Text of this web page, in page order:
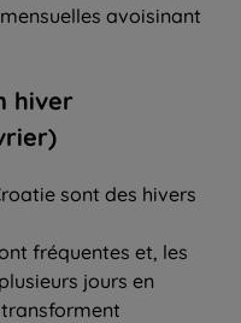
avoisinant
hiver
sont des hivers
fréquentes et, les
jours en
transforment